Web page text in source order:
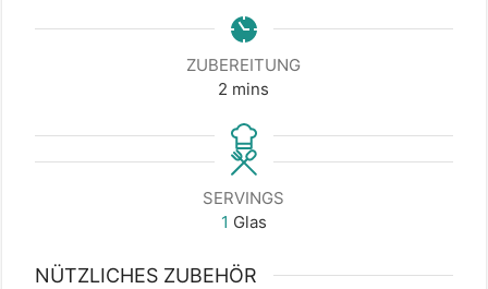
ZUBEREITUNG
2 minutes
mins
SERVINGS
1 Glas
NÜTZLICHES ZUBEHÖR